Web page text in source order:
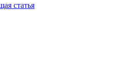
статья